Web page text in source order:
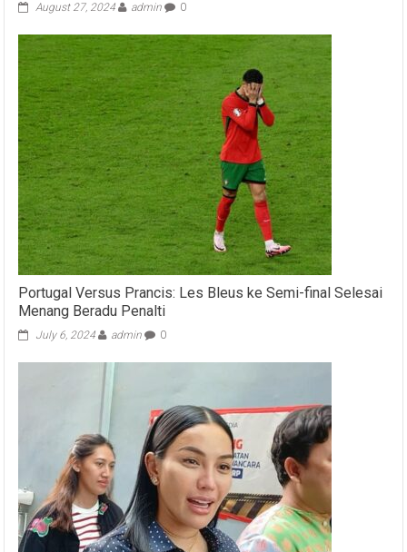
August 27, 2024 admin 0
Portugal Versus Prancis: Les Bleus ke Semi-final Selesai
Menang Beradu Penalti
July 6, 2024 admin 0